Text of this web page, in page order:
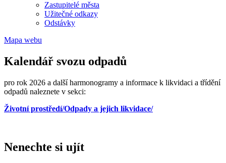
Zastupitelé města
Užitečné odkazy
Odstávky
Mapa webu
Kalendář svozu odpadů
pro rok 2026 a další harmonogramy a informace k likvidaci a třídění
odpadů naleznete v sekci:
Životní prostředí/Odpady a jejich likvidace/
Nenechte si ujít